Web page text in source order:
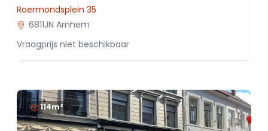
Roermondsplein 35
6811JN Arnhem
Vraagprijs niet beschikbaar
114m²